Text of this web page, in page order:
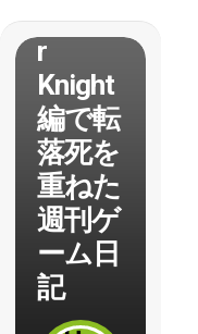
Specte
r
Knight
編で転
落死を
重ねた
週刊ゲ
ーム日
記